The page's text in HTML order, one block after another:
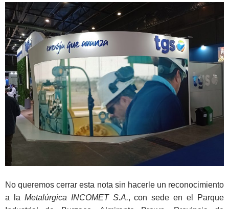
No queremos cerrar esta nota sin hacerle un reconocimiento
a la Metalúrgica INCOMET S.A., con sede en el Parque